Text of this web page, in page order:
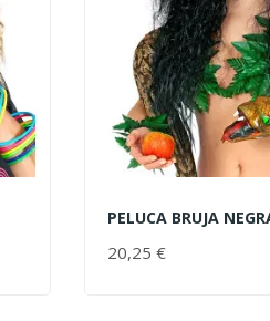
PELUCA BRUJA
20,25 €AÑADIR AL CARRITO